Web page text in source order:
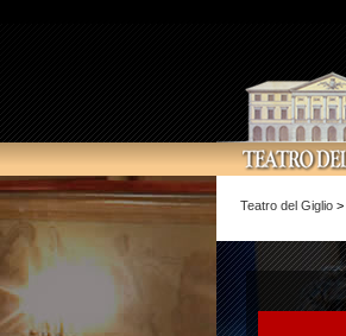
Teatro del Giglio >